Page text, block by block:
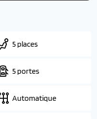
5 places
5 portes
Automatique